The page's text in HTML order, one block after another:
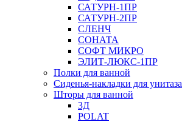
САТУРН-1ПР
САТУРН-2ПР
СЛЕНЧ
СОНАТА
СОФТ МИКРО
ЭЛИТ-ЛЮКС-1ПР
Полки для ванной
Сиденья-накладки для унитаза
Шторы для ванной
3Д
POLAT